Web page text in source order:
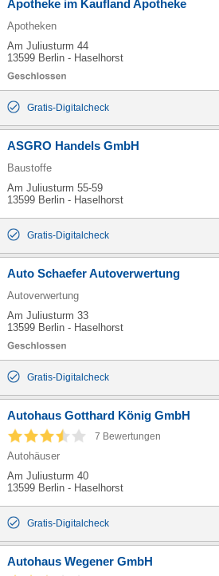
Apotheke im Kaufland Apotheke
Apotheken
Am Juliusturm 44
13599 Berlin - Haselhorst
Gratis-Digitalcheck
ASGRO Handels GmbH
Baustoffe
Am Juliusturm 55-59
13599 Berlin - Haselhorst
Gratis-Digitalcheck
Auto Schaefer Autoverwertung
Autoverwertung
Am Juliusturm 33
13599 Berlin - Haselhorst
Gratis-Digitalcheck
Autohaus Gotthard König GmbH
7 Bewertungen
Autohäuser
Am Juliusturm 40
13599 Berlin - Haselhorst
Gratis-Digitalcheck
Autohaus Wegener GmbH